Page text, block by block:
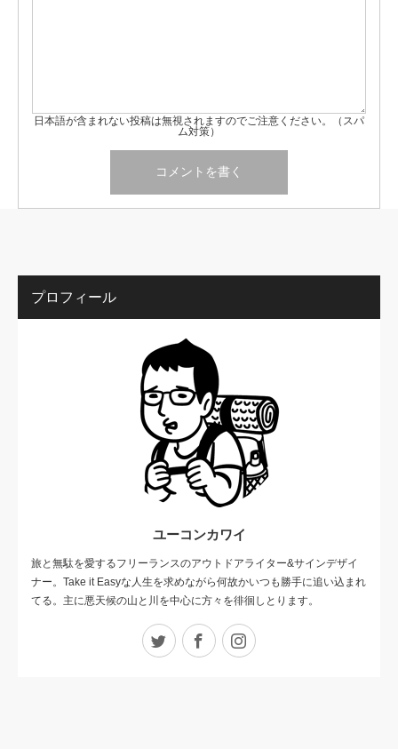
日本語が含まれない投稿は無視されますのでご注意ください。（スパ
ム対策）
プロフィール
ユーコンカワイ
旅と無駄を愛するフリーランスのアウトドアライター&サインデザイ
ナー。Take it Easyな人生を求めながら何故かいつも勝手に追い込まれ
てる。主に悪天候の山と川を中心に方々を徘徊しとります。
Twitter Facebook